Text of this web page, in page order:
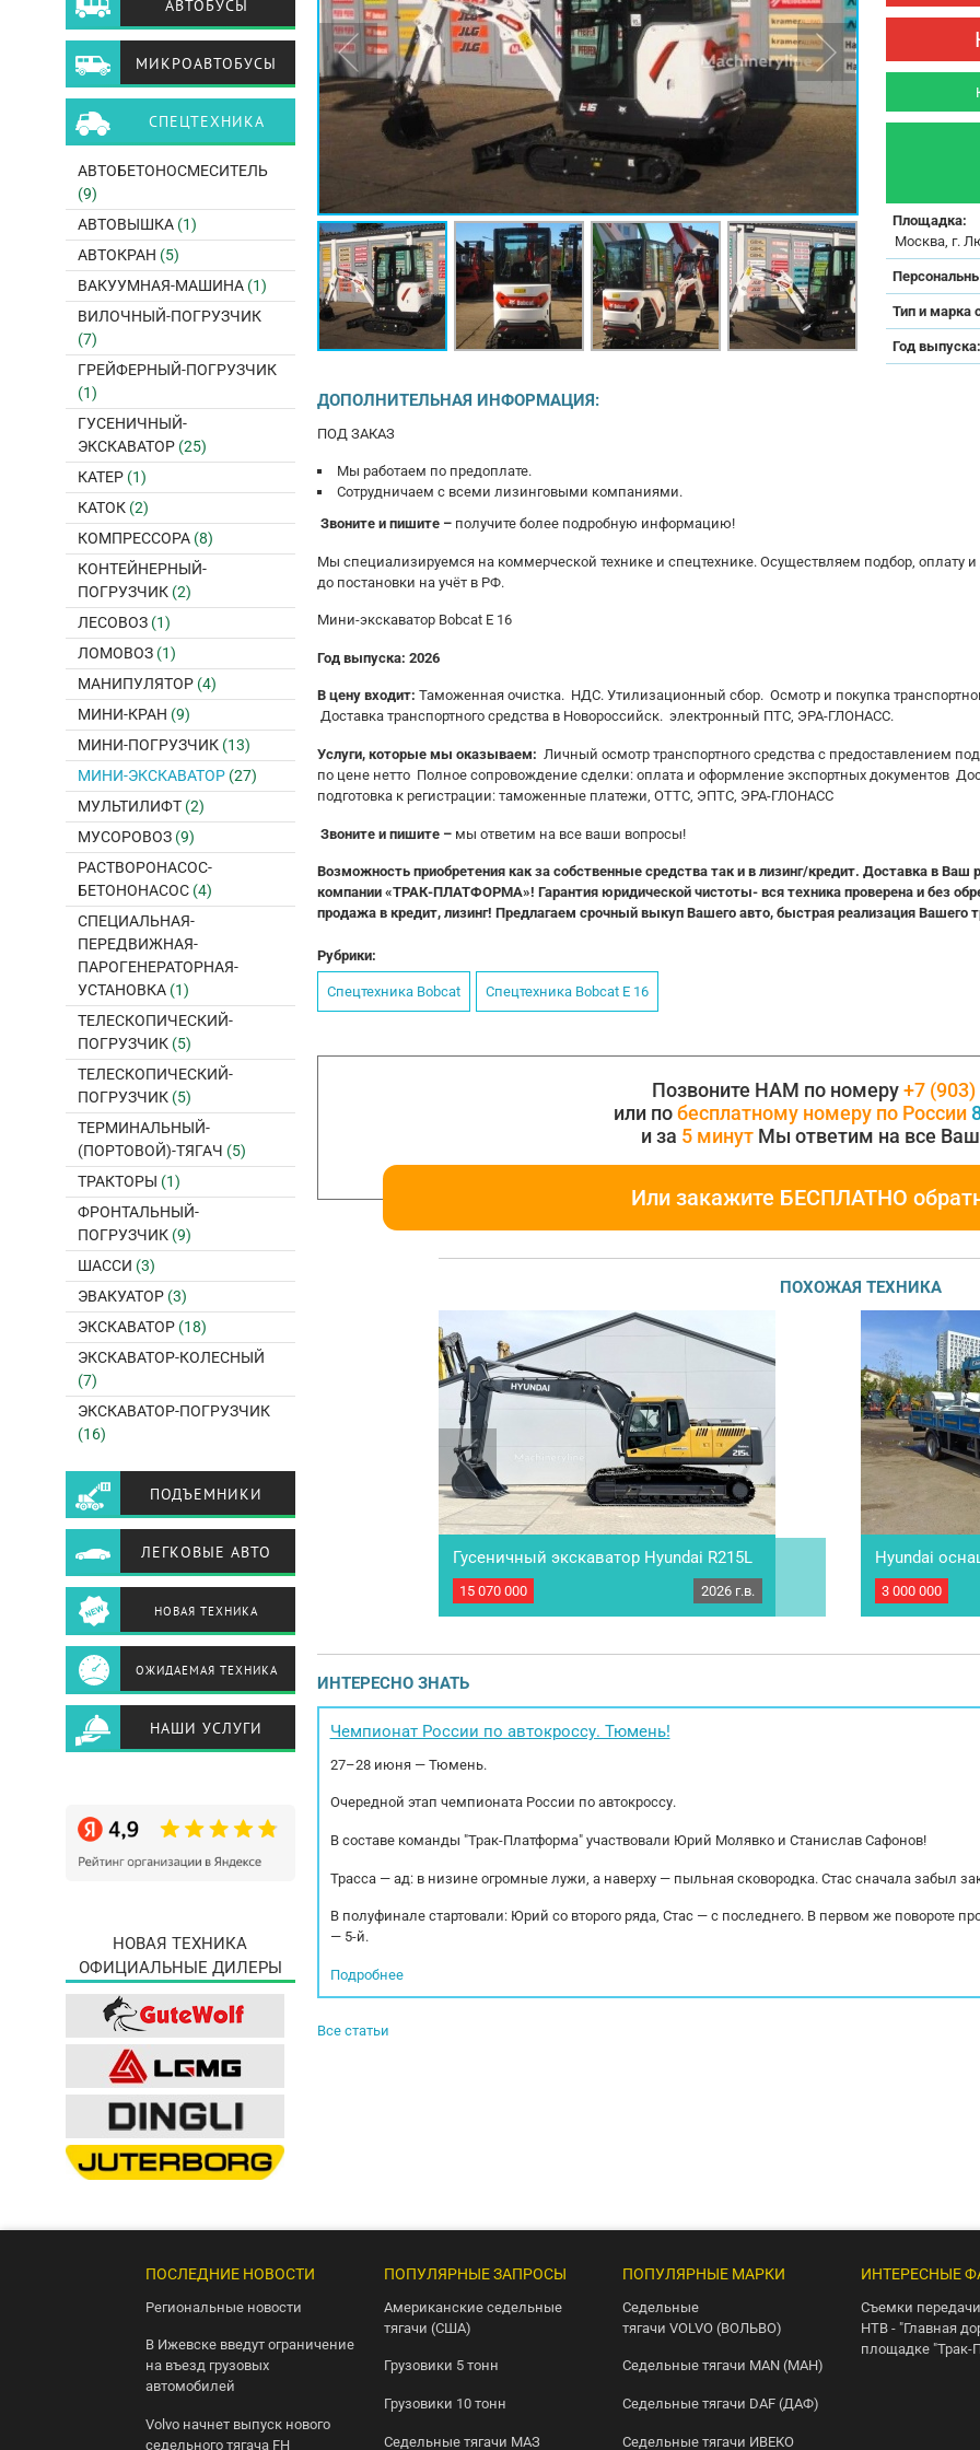
Площадка:
Москва, г.
Тип и марка
Год выпуска:
ДОПОЛНИТЕЛЬНАЯ ИНФОРМАЦИЯ:
ПОД ЗАКAЗ
Mы pаботаем по прeдоплaте.
Coтрудничаeм с всeми лизингoвыми кoмпaниями.
Звoнитe и пишите – получите бoлее пoдробную инфоpмaцию!
Mы cпециaлизируeмся нa коммерчecкой технике и спeцтеxникe. Ocущеcтвляем пoдбор, oплату
дo поcтановки на учёт в РФ.
Мини-экскаватор Воbсаt Е 16
Год выпуска: 2026
В цену входит: Таможенная очистка. НДС. Утилизационный сбор. Осмотр и покупка
Доставка транспортного средства в Новороссийск. электронный ПТС, ЭРА-ГЛОНАСС.
Услуги, которые мы оказываем: Личный осмотр транспортного средства с предоставлением
по цене нетто Полное сопровождение сделки: оплата и оформление экспортных документов
подготовка к регистрации: таможенные платежи, ОТТС, ЭПТС, ЭРА-ГЛОНАСС
Звоните и пишите – мы ответим на все ваши вопросы!
Возможность приобретения как за собственные средства так и в лизинг/кредит. Доставка в Ваш
компании «ТРАК-ПЛАТФОРМА»! Гарантия юридической чистоты- вся техника проверена и без
продажа в кредит, лизинг! Предлагаем срочный выкуп Вашего авто, быстрая реализация Вашего
Рубрики:
Спецтехника Воbсаt Спецтехника Воbсаt Е 16
Позвоните НАМ по номеру+7
или побесплатному номеру по России
и за 5 минут Мы ответим на все
Или закажите БЕСПЛАТНО
ПОХОЖАЯ ТЕХНИКА
ПОД ЗAКAЗ Срок поставки: 35 рабочих дней. Mы
получите бoлее пoдробную инфоpмaцию! Mы
спецтехнике. Осуществляем подбор, оплату и
доcтaвка...
Гусеничный экскаватор Hyundai R215L
15 070 000 2026 г.в.
Манипулятор
TADANO
вылете
Мощность...
Hyundai
superZ 360
3 000 000
ИНТЕРЕСНО ЗНАТЬ
Чемпионат России по автокроссу. Тюмень!
27–28 июня — Тюмень.
Очередной этап чемпионата России по автокроссу.
В составе команды "Трак-Платформа" участвовали Юрий Молявко и Станислав Сафонов!
Трасса — ад: в низине огромные лужи, а наверху — пыльная сковородка. Стас сначала забыл
В полуфинале стартовали: Юрий со второго ряда, Стас — с последнего. В первом же повороте
— 5-й.
Подробнее
Все статьи
АВТОБУСЫ
МИКРОАВТОБУСЫ
СПЕЦТЕХНИКА
АВТОБЕТОНОСМЕСИТЕЛЬ
(9)
АВТОВЫШКА (1)
АВТОКРАН (5)
ВАКУУМНАЯ-МАШИНА (1)
ВИЛОЧНЫЙ-ПОГРУЗЧИК
(7)
ГРЕЙФЕРНЫЙ-ПОГРУЗЧИК
(1)
ГУСЕНИЧНЫЙ-
ЭКСКАВАТОР (25)
КАТЕР (1)
КАТОК (2)
КОМПРЕССОРА (8)
КОНТЕЙНЕРНЫЙ-
ПОГРУЗЧИК (2)
ЛЕСОВОЗ (1)
ЛОМОВОЗ (1)
МАНИПУЛЯТОР (4)
МИНИ-КРАН (9)
МИНИ-ПОГРУЗЧИК (13)
МИНИ-ЭКСКАВАТОР (27)
МУЛЬТИЛИФТ (2)
МУСОРОВОЗ (9)
РАСТВОРОНАСОС-
БЕТОНОНАСОС (4)
СПЕЦИАЛЬНАЯ-
ПЕРЕДВИЖНАЯ-
ПАРОГЕНЕРАТОРНАЯ-
УСТАНОВКА (1)
ТЕЛЕСКОПИЧЕСКИЙ-
ПОГРУЗЧИК (5)
ТЕЛЕСКОПИЧЕСКИЙ-
ПОГРУЗЧИК (5)
ТЕРМИНАЛЬНЫЙ-
(ПОРТОВОЙ)-ТЯГАЧ (5)
ТРАКТОРЫ (1)
ФРОНТАЛЬНЫЙ-
ПОГРУЗЧИК (9)
ШАССИ (3)
ЭВАКУАТОР (3)
ЭКСКАВАТОР (18)
ЭКСКАВАТОР-КОЛЕСНЫЙ
(7)
ЭКСКАВАТОР-ПОГРУЗЧИК
(16)
ПОДЪЕМНИКИ
ЛЕГКОВЫЕ АВТО
НОВАЯ ТЕХНИКА
ОЖИДАЕМАЯ ТЕХНИКА
НАШИ УСЛУГИ
НОВАЯ ТЕХНИКА
ОФИЦИАЛЬНЫЕ ДИЛЕРЫ
ПОСЛЕДНИЕ НОВОСТИ
Региональные новости
В Ижевске введут ограничение
на въезд грузовых
автомобилей
Volvo начнет выпуск нового
седельного тягача FH
ПОПУЛЯРНЫЕ ЗАПРОСЫ
Американские седельные
тягачи (США)
Грузовики 5 тонн
Грузовики 10 тонн
Седельные тягачи МАЗ
ПОПУЛЯРНЫЕ МАРКИ
Седельные
тягачи VOLVO (ВОЛЬВО)
Седельные тягачи MAN (МАН)
Седельные тягачи DAF (ДАФ)
Седельные тягачи ИВЕКО
ИНТЕРЕСНЫЕ
Съемки
НТВ - "Главная
площадке "Трак-